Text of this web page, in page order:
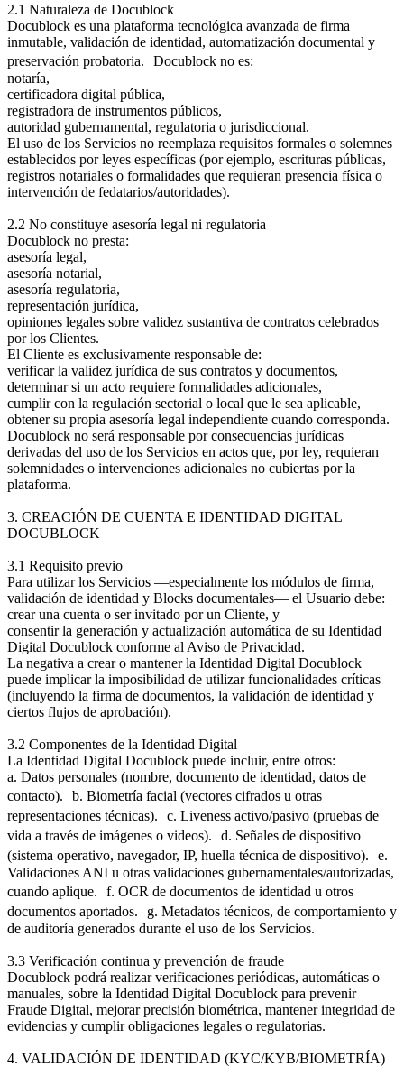
2.1 Naturaleza de Docublock
Docublock es una plataforma tecnológica avanzada de firma
inmutable, validación de identidad, automatización documental y
preservación probatoria. Docublock no es:
notaría,
certificadora digital pública,
registradora de instrumentos públicos,
autoridad gubernamental, regulatoria o jurisdiccional.
El uso de los Servicios no reemplaza requisitos formales o solemnes
establecidos por leyes específicas (por ejemplo, escrituras públicas,
registros notariales o formalidades que requieran presencia física o
intervención de fedatarios/autoridades).
2.2 No constituye asesoría legal ni regulatoria
Docublock no presta:
asesoría legal,
asesoría notarial,
asesoría regulatoria,
representación jurídica,
opiniones legales sobre validez sustantiva de contratos celebrados
por los Clientes.
El Cliente es exclusivamente responsable de:
verificar la validez jurídica de sus contratos y documentos,
determinar si un acto requiere formalidades adicionales,
cumplir con la regulación sectorial o local que le sea aplicable,
obtener su propia asesoría legal independiente cuando corresponda.
Docublock no será responsable por consecuencias jurídicas
derivadas del uso de los Servicios en actos que, por ley, requieran
solemnidades o intervenciones adicionales no cubiertas por la
plataforma.
3. CREACIÓN DE CUENTA E IDENTIDAD DIGITAL
DOCUBLOCK
3.1 Requisito previo
Para utilizar los Servicios —especialmente los módulos de firma,
validación de identidad y Blocks documentales— el Usuario debe:
crear una cuenta o ser invitado por un Cliente, y
consentir la generación y actualización automática de su Identidad
Digital Docublock conforme al Aviso de Privacidad.
La negativa a crear o mantener la Identidad Digital Docublock
puede implicar la imposibilidad de utilizar funcionalidades críticas
(incluyendo la firma de documentos, la validación de identidad y
ciertos flujos de aprobación).
3.2 Componentes de la Identidad Digital
La Identidad Digital Docublock puede incluir, entre otros:
a. Datos personales (nombre, documento de identidad, datos de
contacto). b. Biometría facial (vectores cifrados u otras
representaciones técnicas). c. Liveness activo/pasivo (pruebas de
vida a través de imágenes o videos). d. Señales de dispositivo
(sistema operativo, navegador, IP, huella técnica de dispositivo). e.
Validaciones ANI u otras validaciones gubernamentales/autorizadas,
cuando aplique. f. OCR de documentos de identidad u otros
documentos aportados. g. Metadatos técnicos, de comportamiento y
de auditoría generados durante el uso de los Servicios.
3.3 Verificación continua y prevención de fraude
Docublock podrá realizar verificaciones periódicas, automáticas o
manuales, sobre la Identidad Digital Docublock para prevenir
Fraude Digital, mejorar precisión biométrica, mantener integridad de
evidencias y cumplir obligaciones legales o regulatorias.
4. VALIDACIÓN DE IDENTIDAD (KYC/KYB/BIOMETRÍA)